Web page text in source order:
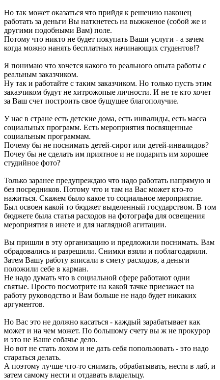
Но так может оказаться что прийдя к решению наконец
работать за деньги Вы наткнетесь на выжженое (собой же и
другими подобными Вам) поле.
Потому что никто не будет покупать Ваши услуги - а зачем
когда можно нанять бесплатных начинающих студентов!?
Я понимаю что хочется какого то реального опыта работы с
реальным заказчиком.
Ну так и работайте с таким заказчиком. Но только пусть этим
заказчиком будут не хитрожопые личности. И не те кто хочет
за Ваш счет построить свое бущущее благополучие.
У нас в стране есть детские дома, есть инвалиды, есть масса
социальных программ. Есть мероприятия посвященные
социальным программам.
Почему бы не поснимать детей-сирот или детей-инвалидов?
Почеу бы не сделать им приятное и не подарить им хорошее
студийное фото?
Только заранее предупреждаю что надо работать напрямую и
без посредников. Потому что и там на Вас может кто-то
нажиться. Скажем было какое то социальное мероприятие.
Был освоен какой то бюджет выделенный государством. В том
бюджете была статья расходов на фотографа для освещения
мероприятия в инете и для наглядной агитации.
Вы пришли в эту организацию и предложили поснимать. Вам
обрадовались и разрешили. Снимки взяли и поблагодарили.
Затем Вашу работу вписали в смету расходов, а деньги
положили себе в карман.
Не надо думать что в социальной сфере работают одни
святые. Просто посмотрите на какой тачке приезжает на
работу руководство и Вам больше не надо будет никаких
аргументов.
Но Вас это не должно касаться - каждый зарабатывает как
может и на чем может. По большому счету вы ж не прокурор
и это не Ваше собачье дело.
Но вот не стать лохом и не дать себя попользовать - это надо
стараться делать.
А поэтому лучше что-то снимать, обрабатывать, нести в лаб, и
затем самому нести и отдавать владельцу.